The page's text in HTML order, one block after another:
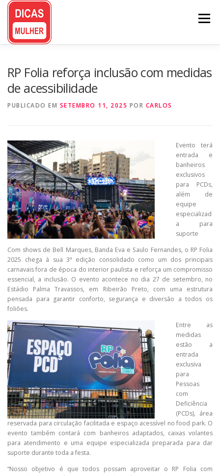
Pular
conteúdo
Menu
RP Folia reforça inclusão com medidas
de acessibilidade
PUBLICADO EM SETEMBRO 11, 2025 POR CARLOS
Evento terá
entrada e
banheiros
exclusivos
para PCDs,
além de
equipe
especializad
a para
suporte
Com shows de Bell Marques, Banda Eva e Saulo Fernandes, o RP Folia
2025 chega à sua 3ª edição consolidado como um dos principais
carnavais fora de época do interior paulista e reforça um compromisso
essencial, a inclusão. O evento acontece no dia 27 de setembro, no
Estádio Palma Travassos, em Ribeirão Preto, com uma estrutura
pensada para garantir conforto, segurança e diversão a todos os
foliões.
Entre as
medidas
estão a
entrada
exclusiva
para
Pessoas
com
Deficiência
(PCDs), área
reservada para circulação facilitada e espaço acessível no food park. O
evento também contará com banheiros adaptados, caixas volantes
para atendimento e uma equipe especializada preparada para dar
suporte durante toda a festa.
“Nosso objetivo é que todos possam aproveitar o RP Folia com